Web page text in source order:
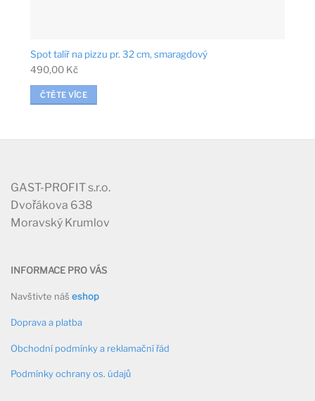
Spot talíř na pizzu pr. 32 cm, smaragdový
490,00 Kč
ČTĚTE VÍCE
GAST-PROFIT s.r.o.
Dvořákova 638
Moravský Krumlov
INFORMACE PRO VÁS
Navštivte náš eshop
Doprava a platba
Obchodní podmínky a reklamační řád
Podmínky ochrany os. údajů